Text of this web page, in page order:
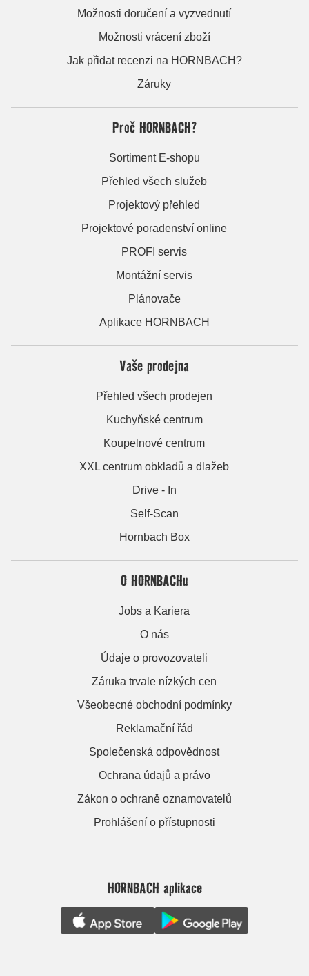
Možnosti doručení a vyzvednutí
Možnosti vrácení zboží
Jak přidat recenzi na HORNBACH?
Záruky
Proč HORNBACH?
Sortiment E-shopu
Přehled všech služeb
Projektový přehled
Projektové poradenství online
PROFI servis
Montážní servis
Plánovače
Aplikace HORNBACH
Vaše prodejna
Přehled všech prodejen
Kuchyňské centrum
Koupelnové centrum
XXL centrum obkladů a dlažeb
Drive - In
Self-Scan
Hornbach Box
O HORNBACHu
Jobs a Kariera
O nás
Údaje o provozovateli
Záruka trvale nízkých cen
Všeobecné obchodní podmínky
Reklamační řád
Společenská odpovědnost
Ochrana údajů a právo
Zákon o ochraně oznamovatelů
Prohlášení o přístupnosti
HORNBACH aplikace